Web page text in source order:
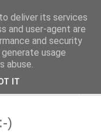
mönsterlöst
)
deliver its services
and user-agent are
and security
usage
abuse.
IT